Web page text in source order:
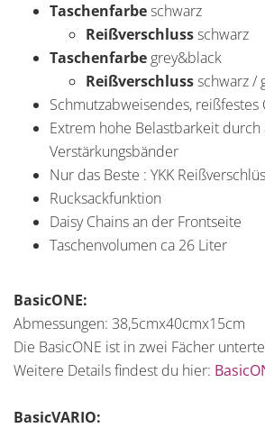
Taschenfarbeschwarz
Reißverschlussschwarz
Taschenfarbe grey&black
Reißverschlussschwarz /
Schmutzabweisendes,
Extrem hohe Belastbarkeit durch
Verstärkungsbänder
Nur das Beste : YKK
Rucksackfunktion
Daisy Chains an der Frontseite
Taschenvolumen ca 26 Liter
BasicONE:
Abmessungen: 38,5cmx40cmx15cm
Die BasicONE ist in zwei Fächer
Weitere Details findest du hier:
BasicVARIO: